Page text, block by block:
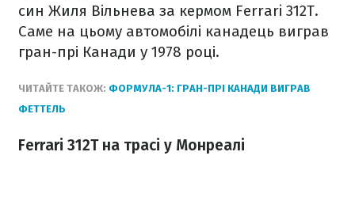
син Жиля Вільнева за кермом Ferrari 312T.
Саме на цьому автомобілі канадець виграв
гран-прі Канади у 1978 році.
ЧИТАЙТЕ ТАКОЖ: ФОРМУЛА-1: ГРАН-ПРІ КАНАДИ ВИГРАВ
ФЕТТЕЛЬ
Ferrari 312T на трасі у Монреалі